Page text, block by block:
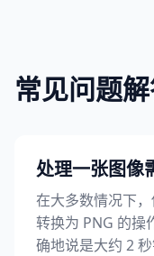
常见问题
处理一张图像
在大多数情况下
转换为 PNG 的操
确地说是大约 2 秒